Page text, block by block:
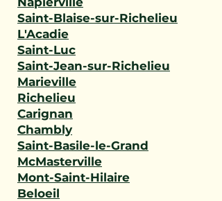
Saint-Blaise-sur-Richelieu
L'Acadie
Saint-Luc
Saint-Jean-sur-Richelieu
Marieville
Richelieu
Carignan
Chambly
Saint-Basile-le-Grand
McMasterville
Mont-Saint-Hilaire
Beloeil